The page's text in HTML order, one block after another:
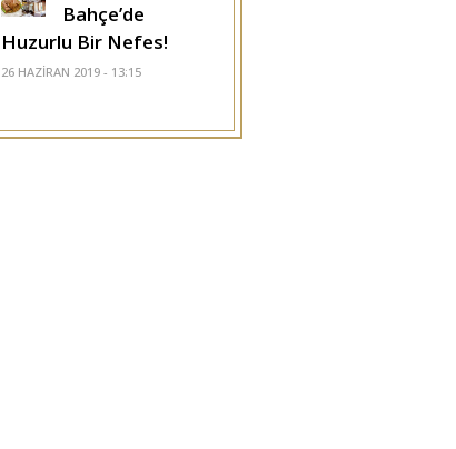
Bahçe’de
Huzurlu Bir Nefes!
26 HAZIRAN 2019 - 13:15